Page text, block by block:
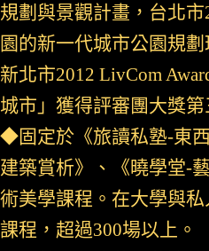
規劃與景觀計畫，台北
園的新一代城市公園規
新北市2012 LivCom
城市」獲得評審團大獎
◆固定於《旅讀私塾-東
建築賞析》、《曉學堂-
術美學課程。在大學與
課程，超過300場以上。